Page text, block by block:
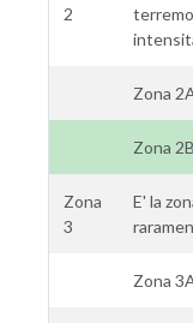
2
Zona
Zona
Zona
3
E' la
Zona